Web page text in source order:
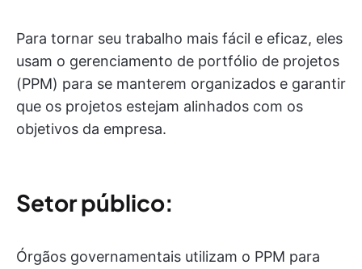
Para tornar seu trabalho mais fácil e eficaz, eles
usam o gerenciamento de portfólio de projetos
(PPM) para se manterem organizados e garantir
que os projetos estejam alinhados com os
objetivos da empresa.
Setor público:
Órgãos governamentais utilizam o PPM para